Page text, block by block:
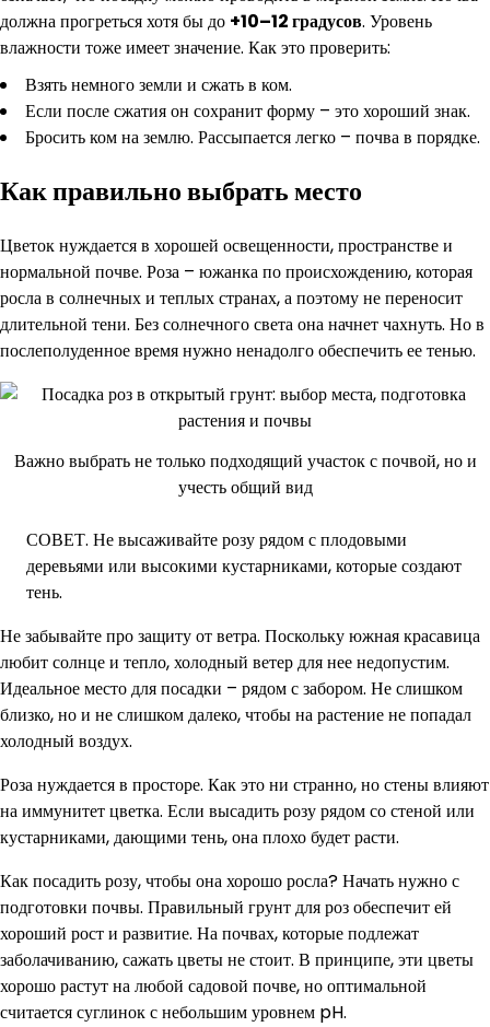
должна прогреться хотя бы до +10–12 градусов. Уровень
влажности тоже имеет значение. Как это проверить:
Взять немного земли и сжать в ком.
Если после сжатия он сохранит форму – это хороший знак.
Бросить ком на землю. Рассыпается легко – почва в порядке.
Как правильно выбрать место
Цветок нуждается в хорошей освещенности, пространстве и
нормальной почве. Роза – южанка по происхождению, которая
росла в солнечных и теплых странах, а поэтому не переносит
длительной тени. Без солнечного света она начнет чахнуть. Но в
послеполуденное время нужно ненадолго обеспечить ее тенью.
Важно выбрать не только подходящий участок с почвой, но и
учесть общий вид
СОВЕТ. Не высаживайте розу рядом с плодовыми
деревьями или высокими кустарниками, которые создают
тень.
Не забывайте про защиту от ветра. Поскольку южная красавица
любит солнце и тепло, холодный ветер для нее недопустим.
Идеальное место для посадки – рядом с забором. Не слишком
близко, но и не слишком далеко, чтобы на растение не попадал
холодный воздух.
Роза нуждается в просторе. Как это ни странно, но стены влияют
на иммунитет цветка. Если высадить розу рядом со стеной или
кустарниками, дающими тень, она плохо будет расти.
Как посадить розу, чтобы она хорошо росла? Начать нужно с
подготовки почвы. Правильный грунт для роз обеспечит ей
хороший рост и развитие. На почвах, которые подлежат
заболачиванию, сажать цветы не стоит. В принципе, эти цветы
хорошо растут на любой садовой почве, но оптимальной
считается суглинок с небольшим уровнем pH.